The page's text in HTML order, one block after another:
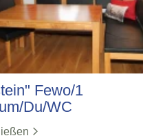
Fewo/1
Du/WC